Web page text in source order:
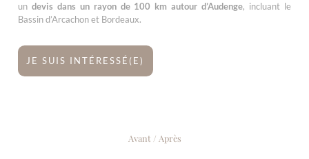
un devis dans un rayon de 100 km autour d’Audenge, incluant le
Bassin d’Arcachon et Bordeaux.
JE SUIS INTÉRESSÉ(E)
Avant / Après